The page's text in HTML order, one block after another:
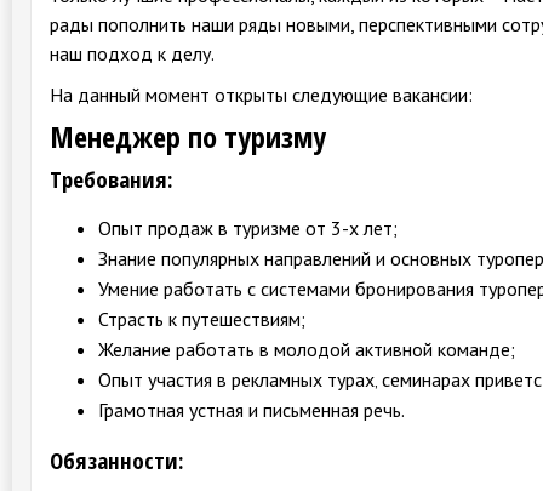
рады пополнить наши ряды новыми, перспективными
наш подход к делу.
На данный момент открыты следующие вакансии:
Менеджер по туризму
Требования:
Опыт продаж в туризме от 3-х лет;
Знание популярных направлений и основных
Умение работать с системами бронирования
Страсть к путешествиям;
Желание работать в молодой активной команде;
Опыт участия в рекламных турах‚ семинарах
Грамотная устная и письменная речь.
Обязанности: